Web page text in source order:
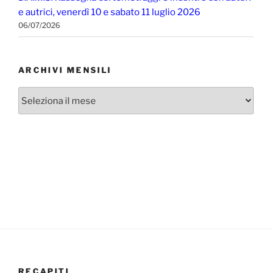
e autrici, venerdì 10 e sabato 11 luglio 2026
06/07/2026
ARCHIVI MENSILI